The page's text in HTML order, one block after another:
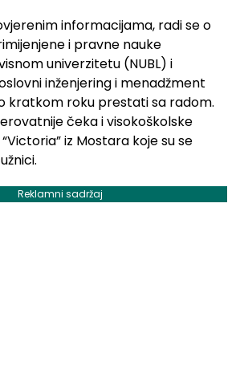
informacijama, radi se o
i pravne nauke
univerzitetu (NUBL) i
inženjering i menadžment
kratkom roku prestati sa radom.
čeka i visokoškolske
iz Mostara koje su se
Reklamni sadržaj